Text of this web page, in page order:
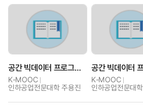
공간 빅데이터 프로그래밍[Geo-Big Data Programming]
K-MOOC
인하공업전문대학 주용진
K-MOOC
인하공업전문대